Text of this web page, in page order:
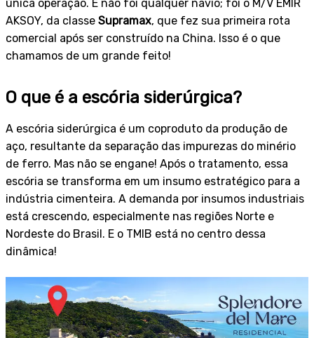
única operação. E não foi qualquer navio; foi o M/V EMIR
AKSOY, da classe Supramax, que fez sua primeira rota
comercial após ser construído na China. Isso é o que
chamamos de um grande feito!
O que é a escória siderúrgica?
A escória siderúrgica é um coproduto da produção de
aço, resultante da separação das impurezas do minério
de ferro. Mas não se engane! Após o tratamento, essa
escória se transforma em um insumo estratégico para a
indústria cimenteira. A demanda por insumos industriais
está crescendo, especialmente nas regiões Norte e
Nordeste do Brasil. E o TMIB está no centro dessa
dinâmica!